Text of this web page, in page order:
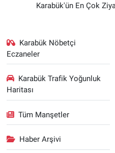
Karabük'ün En Çok
Karabük Nöbetçi
Eczaneler
Karabük Trafik Yoğunluk
Haritası
Tüm Manşetler
Haber Arşivi